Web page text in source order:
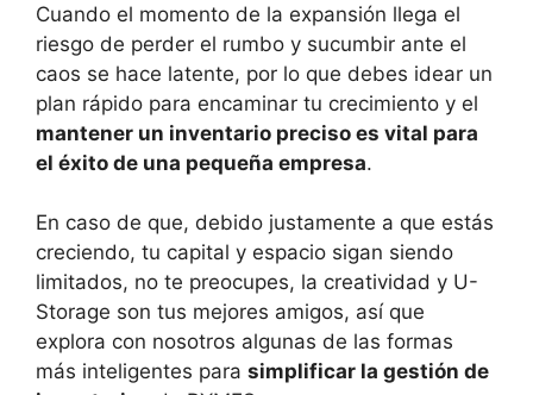
Cuando el momento de la expansión llega el
riesgo de perder el rumbo y sucumbir ante el
caos se hace latente, por lo que debes idear un
plan rápido para encaminar tu crecimiento y el
mantener un inventario preciso es vital para
el éxito de una pequeña empresa.
En caso de que, debido justamente a que estás
creciendo, tu capital y espacio sigan siendo
limitados, no te preocupes, la creatividad y U-
Storage son tus mejores amigos, así que
explora con nosotros algunas de las formas
más inteligentes para simplificar la gestión de